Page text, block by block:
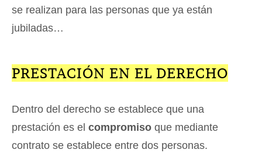
se realizan para las personas que ya están
jubiladas…
PRESTACIÓN EN EL DERECHO
Dentro del derecho se establece que una
prestación es el compromiso que mediante
contrato se establece entre dos personas.